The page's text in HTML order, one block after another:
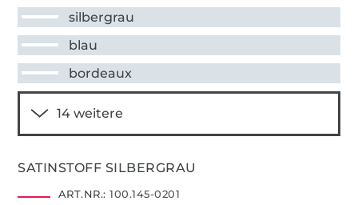
silbergrau
blau
bordeaux
SATINSTOFF SILBERGRAU
ART.NR.: 100.145-0201